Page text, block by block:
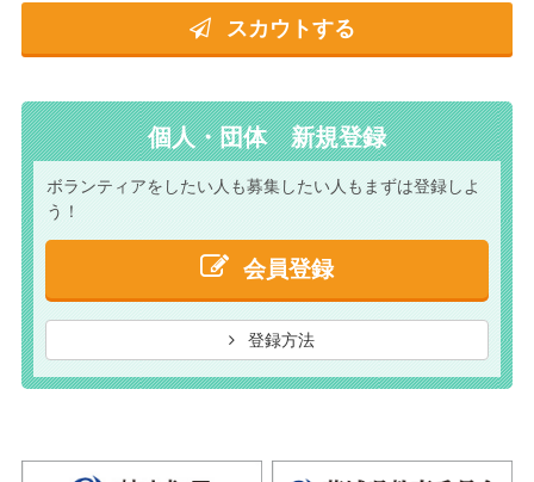
スカウトする
個人・団体 新規登録
ボランティアをしたい人も募集したい人もまずは登録しよ
う！
会員登録
登録方法